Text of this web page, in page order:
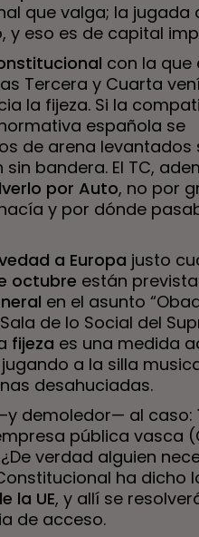
que valga; la jugada
y eso es de capital
con la que
Tercera y Cuarta
la fijeza. Si la
española se
de arena levantados
sin bandera. El TC,
por Auto, no por
y por dónde
a Europa justo
octubre están
en el asunto
de lo Social del
fijeza es una medida
a la silla
desahuciadas.
demoledor— al caso:
pública vasca
verdad alguien
ha dicho
la UE, y allí se
de acceso.